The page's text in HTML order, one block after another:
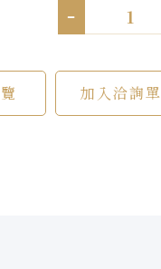
-
加入洽詢單